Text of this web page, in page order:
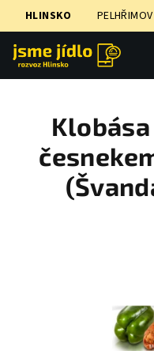
HLINSKO PELHŘIMOV